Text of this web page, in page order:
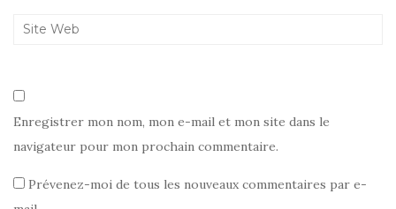
Enregistrer mon nom, mon e-mail et mon site dans le
navigateur pour mon prochain commentaire.
Prévenez-moi de tous les nouveaux commentaires par e-